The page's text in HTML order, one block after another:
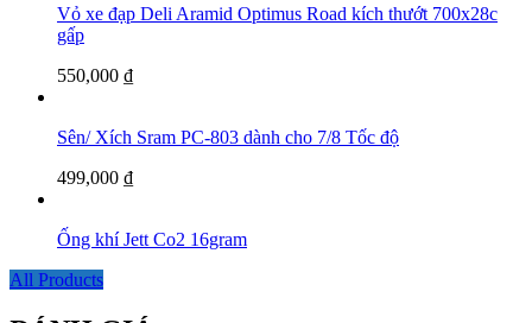
Vỏ xe đạp Deli Aramid Optimus Road kích thướt 700x28c
gấp
550,000 ₫
Sên/ Xích Sram PC-803 dành cho 7/8 Tốc độ
499,000 ₫
Ống khí Jett Co2 16gram
All Products